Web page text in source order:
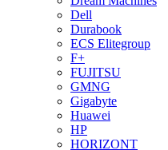
Dell
Durabook
ECS Elitegroup
F+
FUJITSU
GMNG
Gigabyte
Huawei
HP
HORIZONT